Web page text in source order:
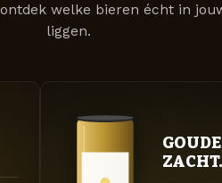
welke bieren écht in
liggen.
ZACHT.